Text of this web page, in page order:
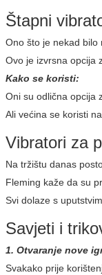
Štapni
Ono što je nekad bilo
Ovo je izvrsna opcija
Kako se koristi:
Oni su odlična opcija
Ali većina se koristi
Vibratori za
Na tržištu danas
Fleming kaže da su
Svi dolaze s
Savjeti i
1. Otvaranje nove
Svakako prije